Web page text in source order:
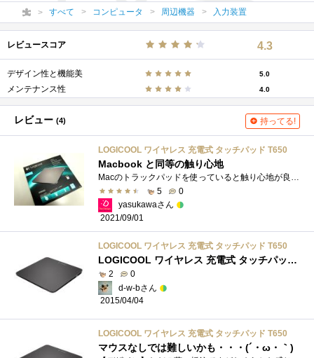
すべて コンピュータ 周辺機器 入力装置
レビュースコア 4.3
デザイン性と機能美 5.0
メンテナンス性 4.0
レビュー (4) 持ってる!
LOGICOOL ワイヤレス 充電式 タッチパッド T650
Macbook と同等の触り心地
Macのトラックパッドを使っていると触り心地が良いのでWindowsのデスクトップでも使いたいな、と思う人も多いと思うのですが、そういう人用。 �...
5
0
yasukawaさん
2021/09/01
LOGICOOL ワイヤレス 充電式 タッチパッド T650
LOGICOOL ワイヤレス 充電式 タッチパッド T650
2
0
d-w-bさん
2015/04/04
LOGICOOL ワイヤレス 充電式 タッチパッド T650
マウスなしでは難しいかも・・・(´・ω・｀)